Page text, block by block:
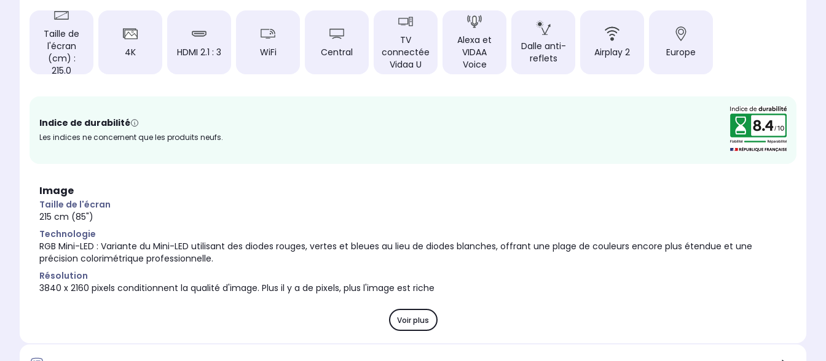
Le + produit
d'une fildélité parfaite des
couleurs Sa dalle mate pour
regarder vos contenus sans
gêne, même en plein jour Son
2x15 + 2x10 + 20 + 2x10 (90W)
Assistant vocal intégré
images ultra fluides 144Hz et très
Assistant vocal intégré
11520 zones pour des noirs
profonds et jusqu'à 9000 nits
pour une luminosité
parfaitement maîtrisée
Taille de
l'écran
(cm) :
215.0
4K HDMI 2.1 : 3 WiFi Central
TV
connectée
Vidaa U
Alexa et
VIDAA
Voice
Dalle anti-
reflets
Airplay 2 Europe
Indice de durabilité
Les indices ne concernent que les produits neufs.
Image
Taille de l'écran
215 cm (85")
Technologie
RGB Mini-LED : Variante du Mini-LED utilisant des diodes rouges, vertes et bleues au lieu de diodes blanches, offrant une plage de couleurs encore plus étendue et une
précision colorimétrique professionnelle.
Résolution
3840 x 2160 pixels conditionnent la qualité d'image. Plus il y a de pixels, plus l'image est riche
Voir plus